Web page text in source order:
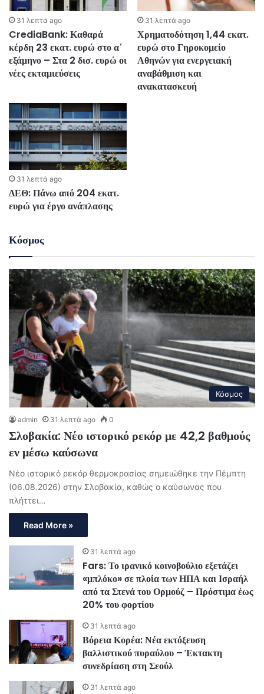
31 λεπτά ago
CrediaBank: Καθαρά
κέρδη 23 εκατ. ευρώ στο α΄
εξάμηνο – Στα 2 δισ. ευρώ οι
νέες εκταμιεύσεις
31 λεπτά ago
Χρηματοδότηση 1,44 εκατ.
ευρώ στο Γηροκομείο
Αθηνών για ενεργειακή
αναβάθμιση και
ανακατασκευή
31 λεπτά ago
ΔΕΘ: Πάνω από 204 εκατ.
ευρώ για έργο ανάπλασης
Κόσμος
Κόσμος
admin 31 λεπτά ago 0
Σλοβακία: Νέο ιστορικό ρεκόρ με 42,2 βαθμούς
εν μέσω καύσωνα
Νέο ιστορικό ρεκόρ θερμοκρασίας σημειώθηκε την Πέμπτη
(06.08.2026) στην Σλοβακία, καθώς ο καύσωνας που
πλήττει…
Read More »
31 λεπτά ago
Fars: Το ιρανικό κοινοβούλιο εξετάζει
«μπλόκο» σε πλοία των ΗΠΑ και Ισραήλ
από τα Στενά του Ορμούζ – Πρόστιμα έως
20% του φορτίου
31 λεπτά ago
Βόρεια Κορέα: Νέα εκτόξευση
βαλλιστικού πυραύλου – Έκτακτη
συνεδρίαση στη Σεούλ
31 λεπτά ago